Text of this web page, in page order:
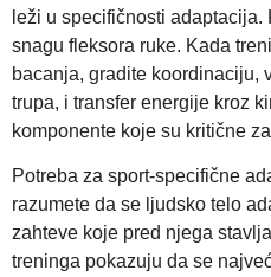
leži u specifičnosti
snagu fleksora ruke. Kada
bacanja, gradite koordinaciju,
trupa, i transfer energije kroz
komponente koje su kritične
Potreba za sport-specifične
razumete da se ljudsko telo
zahteve koje pred njega
treninga pokazuju da se